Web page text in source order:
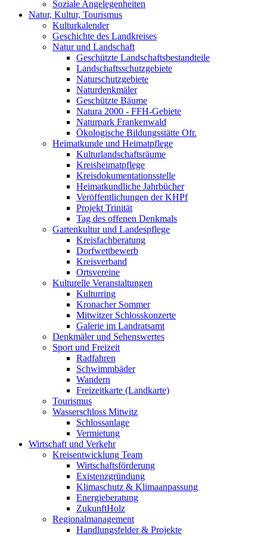
Soziale Angelegenheiten
Natur, Kultur, Tourismus
Kulturkalender
Geschichte des Landkreises
Natur und Landschaft
Geschützte Landschaftsbestandteile
Landschaftsschutzgebiete
Naturschutzgebiete
Naturdenkmäler
Geschützte Bäume
Natura 2000 - FFH-Gebiete
Naturpark Frankenwald
Ökologische Bildungsstätte Ofr.
Heimatkunde und Heimatpflege
Kulturlandschaftsräume
Kreisheimatpflege
Kreisdokumentationsstelle
Heimatkundliche Jahrbücher
Veröffentlichungen der KHPf
Projekt Trinität
Tag des offenen Denkmals
Gartenkultur und Landespflege
Kreisfachberatung
Dorfwettbewerb
Kreisverband
Ortsvereine
Kulturelle Veranstaltungen
Kulturring
Kronacher Sommer
Mitwitzer Schlosskonzerte
Galerie im Landratsamt
Denkmäler und Sehenswertes
Sport und Freizeit
Radfahren
Schwimmbäder
Wandern
Freizeitkarte (Landkarte)
Tourismus
Wasserschloss Mitwitz
Schlossanlage
Vermietung
Wirtschaft und Verkehr
Kreisentwicklung Team
Wirtschaftsförderung
Existenzgründung
Klimaschutz & Klimaanpassung
Energieberatung
ZukunftHolz
Regionalmanagement
Handlungsfelder & Projekte